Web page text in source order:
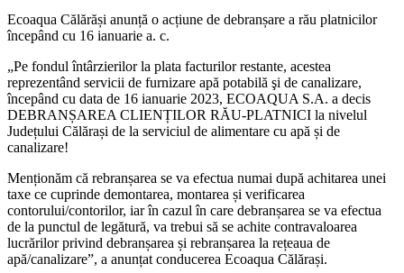
Ecoaqua Călărăși anunță o acțiune de debranșare a rău platnicilor
începând cu 16 ianuarie a. c.
„Pe fondul întârzierilor la plata facturilor restante, acestea
reprezentând servicii de furnizare apă potabilă şi de canalizare,
începând cu data de 16 ianuarie 2023, ECOAQUA S.A. a decis
DEBRANȘAREA CLIENȚILOR RĂU-PLATNICI la nivelul
Județului Călărași de la serviciul de alimentare cu apă și de
canalizare!
Menționăm că rebranșarea se va efectua numai după achitarea unei
taxe ce cuprinde demontarea, montarea și verificarea
contorului/contorilor, iar în cazul în care debranșarea se va efectua
de la punctul de legătură, va trebui să se achite contravaloarea
lucrărilor privind debranșarea și rebranșarea la rețeaua de
apă/canalizare”, a anunțat conducerea Ecoaqua Călărași.